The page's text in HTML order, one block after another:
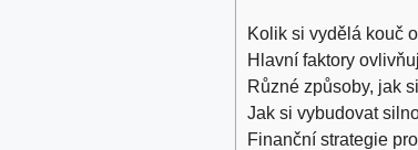
Kolik si⁢ vydělá kouč
Hlavní⁣ faktory
Různé‍ způsoby, jak‍
Jak si vybudovat⁤
Finanční strategie